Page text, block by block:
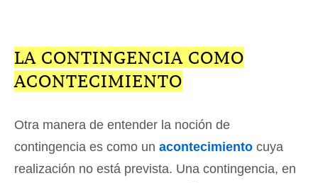
LA CONTINGENCIA COMO
ACONTECIMIENTO
Otra manera de entender la noción de
contingencia es como un acontecimiento cuya
realización no está prevista. Una contingencia, en